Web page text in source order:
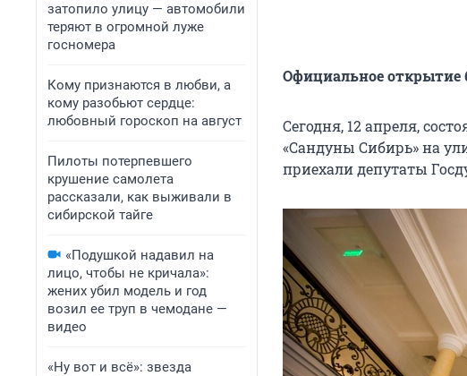
затопило улицу — автомобили
теряют в огромной луже
госномера
Кому признаются в любви, а
кому разобьют сердце:
любовный гороскоп на август
Пилоты потерпевшего
крушение самолета
рассказали, как выживали в
сибирской тайге
«Подушкой надавил на
лицо, чтобы не кричала»:
жених убил модель и год
возил ее труп в чемодане —
видео
«Ну вот и всё»: звезда
Официальное открытие
Сегодня, 12 апреля,
«Сандуны Сибирь» на
приехали депутаты